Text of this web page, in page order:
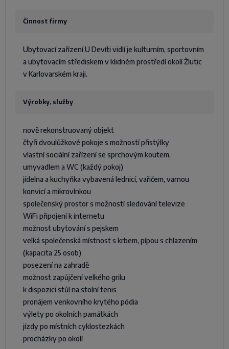
Činnost firmy
Ubytovací zařízení U Devíti vidlí je kulturním, sportovním
a ubytovacím střediskem v klidném prostředí okolí Žlutic
v Karlovarském kraji.
Výrobky, služby
nově rekonstruovaný objekt
čtyři dvoulůžkové pokoje s možností přistýlky
vlastní sociální zařízení se sprchovým koutem,
umyvadlem a WC (každý pokoj)
jídelna a kuchyňka vybavená lednicí, vařičem, varnou
konvicí a mikrovlnkou
společenský prostor s možností sledování televize
WiFi připojení k internetu
možnost ubytování s pejskem
velká společenská místnost s krbem, pípou s chlazením
(kapacita 25 osob)
posezení na zahradě
možnost zapůjčení velkého grilu
k dispozici stůl na stolní tenis
pronájem venkovního krytého pódia
výlety po okolních památkách
jízdy po místních cyklostezkách
procházky po okolí